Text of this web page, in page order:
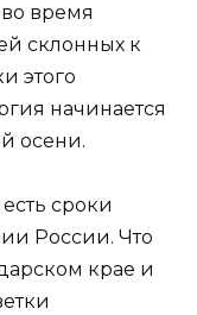
время
склонных к
этого
начинается
осени.
сроки
России. Что
крае и